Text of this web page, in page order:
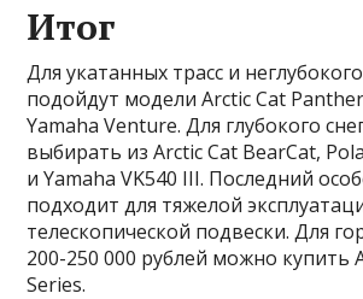
Итог
Для укатанных трасс и
подойдут модели Arctic Cat
Yamaha Venture. Для глубокого
выбирать из Arctic Cat BearCat,
и Yamaha VK540 III. Последний
подходит для тяжелой
телескопической подвески. Для
200-250 000 рублей можно купить
Series.